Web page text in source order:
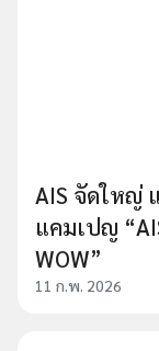
AIS จัดใหญ่
แคมเปญ
WOW”
11 ก.พ. 2026